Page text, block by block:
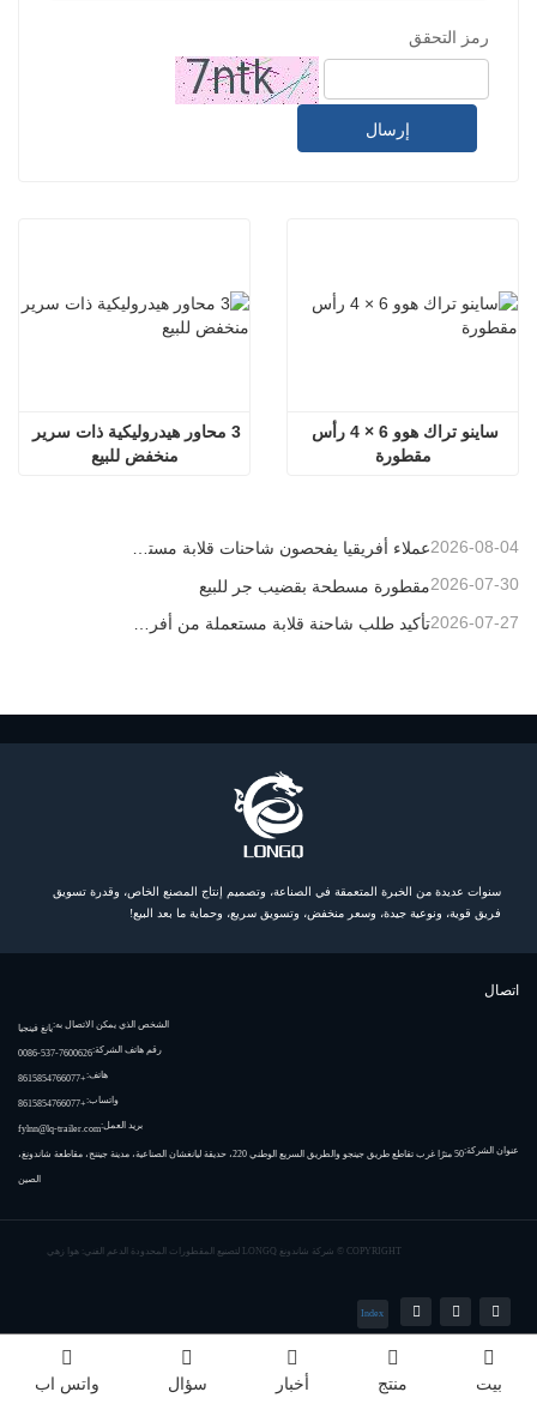
رمز التحقق
إرسال
منخفض للبيع
مقطورة
عملاء أفريقيا يفحصون شاحنات قلابة مستعملة 2026-08-04
مقطورة مسطحة بقضيب جر للبيع2026-07-30
2026-07-27
اتصال
الشخص الذي يمكن الاتصال به:يانغ فينجيا
رقم هاتف الشركة:0086-537-7600626
هاتف:+8615854766077
واتساب:+8615854766077
بريد العمل:fylnn@lq-trailer.com
عنوان الشركة:
50 مترًا غرب تقاطع طريق جينجو والطريق السريع الوطني 220، حديقة ليانغشان الصناعية، مدينة جيننج، مقاطعة شاندونغ،
الصين
سنوات عديدة من الخبرة المتعمقة في الصناعة، وتصميم إنتاج المصنع الخاص، وقدرة تسويق
فريق قوية، ونوعية جيدة، وسعر منخفض، وتسويق سريع، وحماية ما بعد البيع!
COPYRIGHT © شركة شاندونغ LONGQ لتصنيع المقطورات المحدودة الدعم الفني: هوا زهي
Index
بيت منتج أخبار سؤال واتس اب